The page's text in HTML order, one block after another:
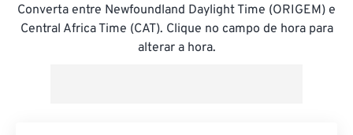
Converta entre Newfoundland Daylight Time (ORIGEM) e
Central Africa Time (CAT). Clique no campo de hora para
alterar a hora.